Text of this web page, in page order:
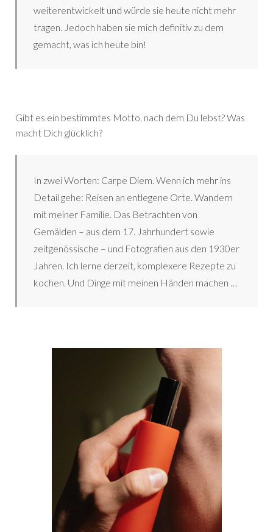
weiterentwickelt und würde sie heute nicht mehr
tragen. Jedoch haben sie mich definitiv zu dem
gemacht, was ich heute bin!
Gibt es ein bestimmtes Motto, nach dem Du lebst? Was
macht Dich glücklich?
In zwei Worten: Carpe Diem. Wenn ich mehr ins
Detail gehe: Reisen an entlegene Orte. Wandern
mit meiner Familie. Das Betrachten von
Gemälden – aus dem 17. Jahrhundert sowie
zeitgenössische – und Fotografien aus den 1930er
Jahren. Ich lerne derzeit, komplexere Rezepte zu
kochen. Und Dinge mit meinen Händen machen …